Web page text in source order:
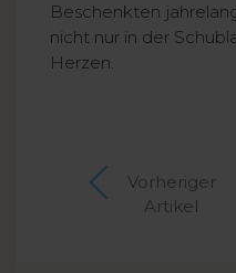
Beschenkten
nicht nur in der
Herzen.
Vorheriger
Artikel